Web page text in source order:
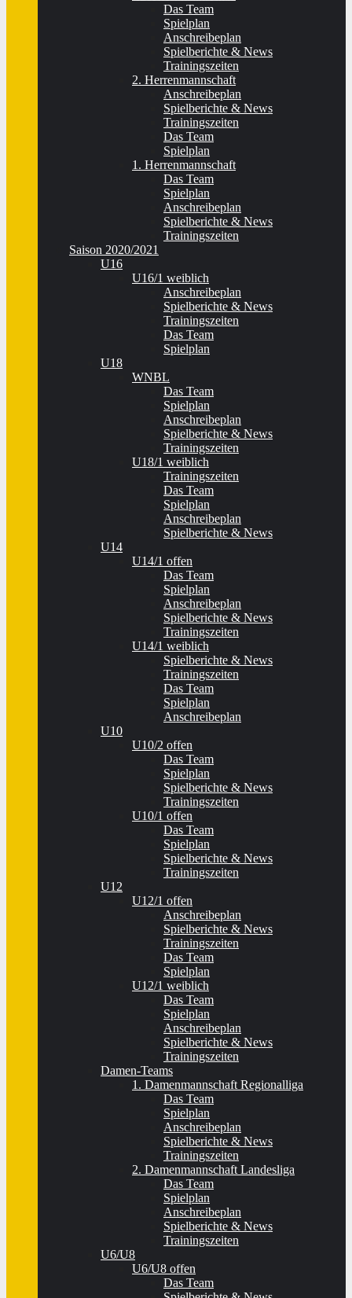
Das Team
Spielplan
Anschreibeplan
Spielberichte & News
Trainingszeiten
2. Herrenmannschaft
Anschreibeplan
Spielberichte & News
Trainingszeiten
Das Team
Spielplan
1. Herrenmannschaft
Das Team
Spielplan
Anschreibeplan
Spielberichte & News
Trainingszeiten
Saison 2020/2021
U16
U16/1 weiblich
Anschreibeplan
Spielberichte & News
Trainingszeiten
Das Team
Spielplan
U18
WNBL
Das Team
Spielplan
Anschreibeplan
Spielberichte & News
Trainingszeiten
U18/1 weiblich
Trainingszeiten
Das Team
Spielplan
Anschreibeplan
Spielberichte & News
U14
U14/1 offen
Das Team
Spielplan
Anschreibeplan
Spielberichte & News
Trainingszeiten
U14/1 weiblich
Spielberichte & News
Trainingszeiten
Das Team
Spielplan
Anschreibeplan
U10
U10/2 offen
Das Team
Spielplan
Spielberichte & News
Trainingszeiten
U10/1 offen
Das Team
Spielplan
Spielberichte & News
Trainingszeiten
U12
U12/1 offen
Anschreibeplan
Spielberichte & News
Trainingszeiten
Das Team
Spielplan
U12/1 weiblich
Das Team
Spielplan
Anschreibeplan
Spielberichte & News
Trainingszeiten
Damen-Teams
1. Damenmannschaft Regionalliga
Das Team
Spielplan
Anschreibeplan
Spielberichte & News
Trainingszeiten
2. Damenmannschaft Landesliga
Das Team
Spielplan
Anschreibeplan
Spielberichte & News
Trainingszeiten
U6/U8
U6/U8 offen
Das Team